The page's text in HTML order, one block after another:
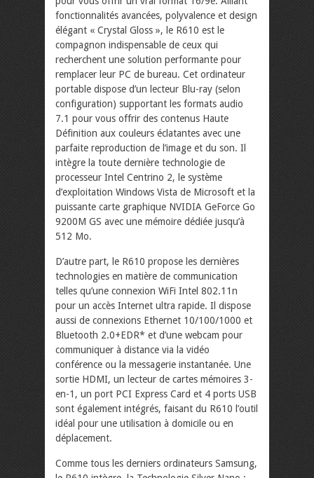
fonctionnalités avancées, polyvalence et design
élégant « Crystal Gloss », le R610 est le
compagnon indispensable de ceux qui
recherchent une solution performante pour
remplacer leur PC de bureau. Cet ordinateur
portable dispose d’un lecteur Blu-ray (selon
configuration) supportant les formats audio
7.1 pour vous offrir des contenus Haute
Définition aux couleurs éclatantes avec une
parfaite reproduction de l’image et du son. Il
intègre la toute dernière technologie de
processeur Intel Centrino 2, le système
d’exploitation Windows Vista de Microsoft et la
puissante carte graphique NVIDIA GeForce Go
9200M GS avec une mémoire dédiée jusqu’à
512 Mo.
D’autre part, le R610 propose les dernières
technologies en matière de communication
telles qu’une connexion WiFi Intel 802.11n
pour un accès Internet ultra rapide. Il dispose
aussi de connexions Ethernet 10/100/1000 et
Bluetooth 2.0+EDR* et d’une webcam pour
communiquer à distance via la vidéo
conférence ou la messagerie instantanée. Une
sortie HDMI, un lecteur de cartes mémoires 3-
en-1, un port PCI Express Card et 4 ports USB
sont également intégrés, faisant du R610 l’outil
idéal pour une utilisation à domicile ou en
déplacement.
Comme tous les derniers ordinateurs Samsung,